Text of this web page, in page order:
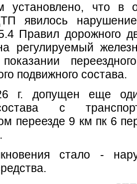
установлено, что в
явилось
Правил дорожного
регулируемый
подвижного состава.
г. допущен еще
с
переезде 9 км пк 6
стало -